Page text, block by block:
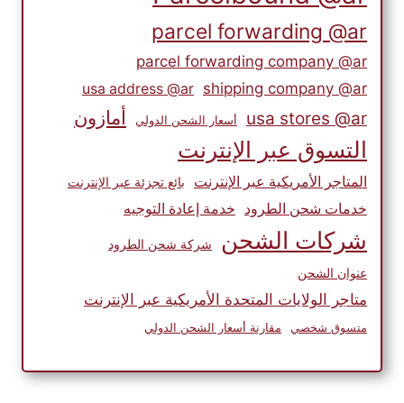
parcel forwarding @ar
parcel forwarding company @ar
shipping company @ar
usa address @ar
usa stores @ar أسعار الشحن الدولي أمازون
التسوق عبر الإنترنت
المتاجر الأمريكية عبر الإنترنت بائع تجزئة عبر الإنترنت
خدمات شحن الطرود خدمة إعادة التوجيه
شركات الشحن
شركة شحن الطرود
عنوان الشحن
متاجر الولايات المتحدة الأمريكية عبر الإنترنت
متسوق شخصي مقارنة أسعار الشحن الدولي